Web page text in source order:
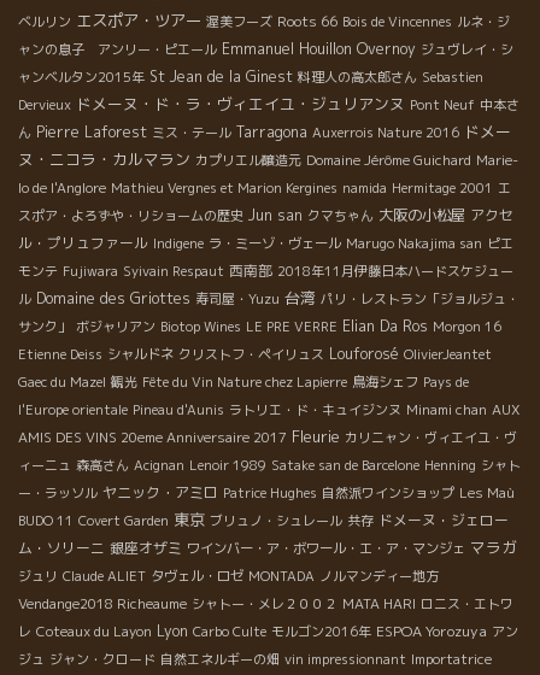
ベルリン エスポア・ツアー 渥美フーズ Roots 66 Bois de Vincennes ルネ・ジ
ャンの息子 アンリー・ピエール Emmanuel Houillon Overnoy ジュヴレイ・シ
ャンベルタン2015年 St Jean de la Ginest 料理人の高太郎さん Sebastien
Dervieux ドメーヌ・ド・ラ・ヴィエイユ・ジュリアンヌ Pont Neuf 中本さ
ん Pierre Laforest ミス・テール Tarragona Auxerrois Nature 2016 ドメー
ヌ・ニコラ・カルマラン カプリエル醸造元 Domaine Jérôme Guichard Marie-
lo de l'Anglore Mathieu Vergnes et Marion Kergines namida Hermitage 2001 エ
スポア・よろずや・リショームの歴史 Jun san クマちゃん 大阪の小松屋 アクセ
ル・プリュファール Indigene ラ・ミーゾ・ヴェール Marugo Nakajima san ピエ
モンテ Fujiwara Syivain Respaut 西南部 2018年11月伊藤日本ハードスケジュー
ル Domaine des Griottes 寿司屋・Yuzu 台湾 パリ・レストラン「ジョルジュ・
サンク」
ボジャリアン Biotop Wines LE PRE VERRE Elian Da Ros Morgon 16
Etienne Deiss シャルドネ クリストフ・ペイリュス Louforosé OlivierJeantet
Gaec du Mazel 観光 Fête du Vin Nature chez Lapierre 鳥海シェフ Pays de
l'Europe orientale Pineau d'Aunis ラトリエ・ド・キュイジンヌ Minami chan AUX
AMIS DES VINS 20eme Anniversaire 2017 Fleurie カリニャン・ヴィエイユ・ヴ
ィーニュ 森高さん Acignan Lenoir 1989 Satake san de Barcelone Henning シャト
ー・ラッソル ヤニック・アミロ Patrice Hughes 自然派ワインショップ Les Maù
BUDO 11 Covert Garden 東京 ブリュノ・シュレール 共存 ドメーヌ・ジェロー
ム・ソリーニ 銀座オザミ ワインバー・ア・ボワール・エ・ア・マンジェ マラガ
ジュリ Claude ALIET タヴェル・ロゼ MONTADA ノルマンディー地方
Vendange2018 Richeaume シャトー・メレ２００２ MATA HARI ロニス・エトワ
レ Coteaux du Layon Lyon Carbo Culte モルゴン2016年 ESPOA Yorozuya アン
ジュ ジャン・クロード 自然エネルギーの畑 vin impressionnant Importatrice